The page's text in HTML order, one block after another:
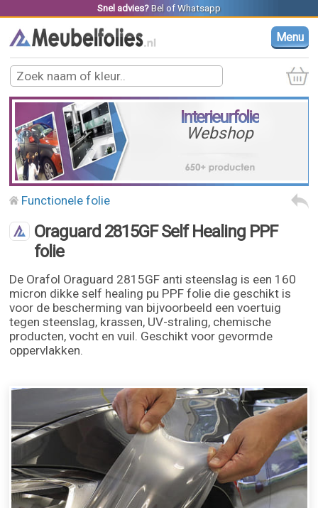
Snel advies? Belof Whatsapp
Menu
Interieurfolie
Webshop
Functionele folie
Oraguard 2815GF Self Healing PPF
folie
De Orafol Oraguard 2815GF anti steenslag is een 160
micron dikke self healing pu PPF folie die geschikt is
voor de bescherming van bijvoorbeeld een voertuig
tegen steenslag, krassen, UV-straling, chemische
producten, vocht en vuil. Geschikt voor gevormde
oppervlakken.